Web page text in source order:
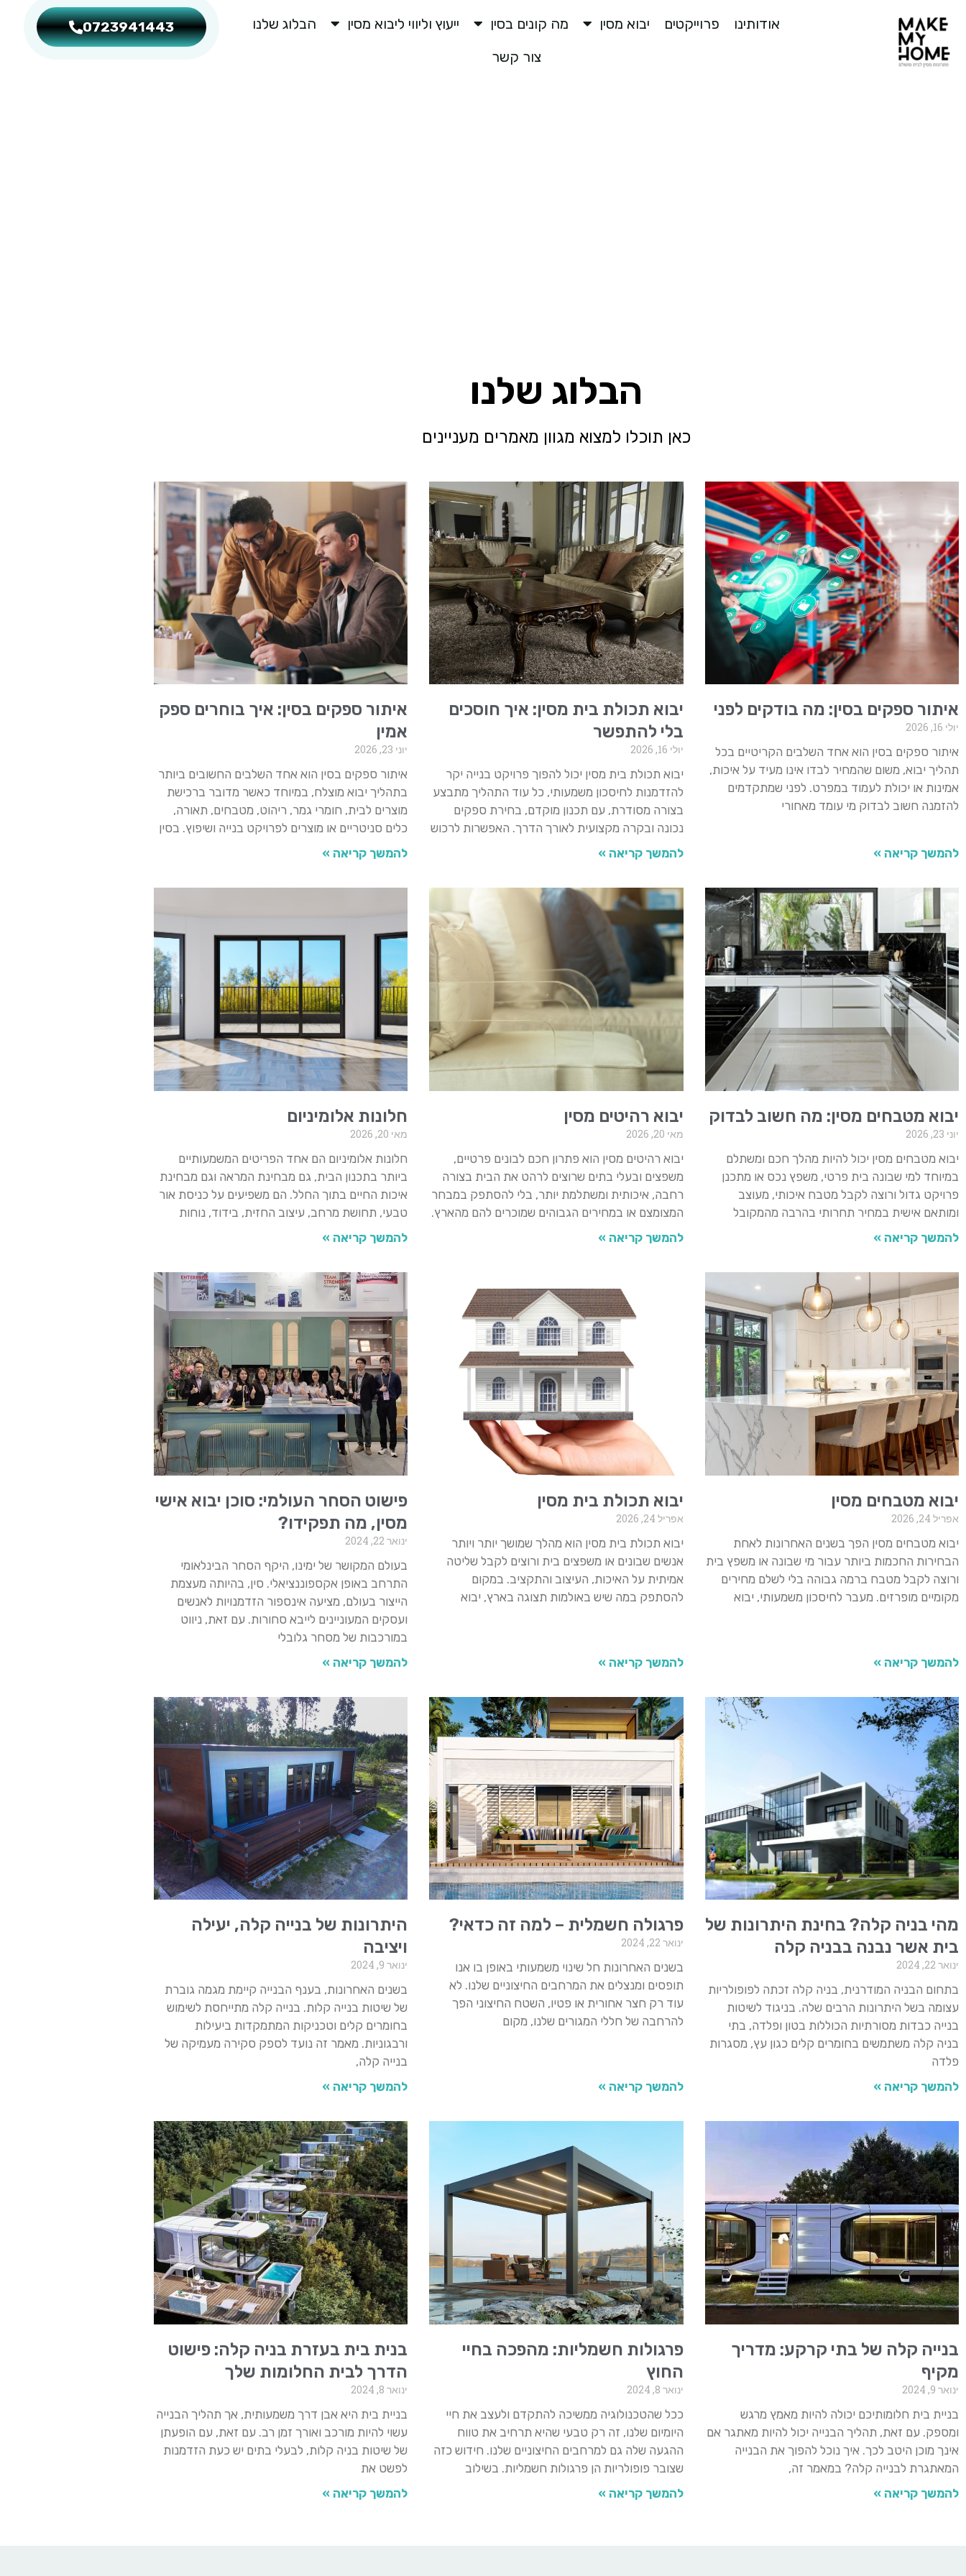
אודותינו פרוייקטים יבוא מסין מה קונים בסין ייעוץ וליווי ליבוא מסין
הבלוג שלנו
צור קשר
0723941443
הבלוג שלנו
כאן תוכלו למצוא מגוון מאמרים מעניינים
איתור ספקים בסין: מה בודקים לפני
יולי 16, 2026
איתור ספקים בסין הוא אחד השלבים הקריטיים בכל
תהליך יבוא, משום שהמחיר לבדו אינו מעיד על איכות,
אמינות או יכולת לעמוד במפרט. לפני שמתקדמים
להזמנה חשוב לבדוק מי עומד מאחורי
להמשך קריאה »
יבוא תכולת בית מסין: איך חוסכים
בלי להתפשר
יולי 16, 2026
יבוא תכולת בית מסין יכול להפוך פרויקט בנייה יקר
להזדמנות לחיסכון משמעותי, כל עוד התהליך מתבצע
בצורה מסודרת, עם תכנון מוקדם, בחירת ספקים
נכונה ובקרה מקצועית לאורך הדרך. האפשרות לרכוש
להמשך קריאה »
איתור ספקים בסין: איך בוחרים ספק
אמין
יוני 23, 2026
איתור ספקים בסין הוא אחד השלבים החשובים ביותר
בתהליך יבוא מוצלח, במיוחד כאשר מדובר ברכישת
מוצרים לבית, חומרי גמר, ריהוט, מטבחים, תאורה,
כלים סניטריים או מוצרים לפרויקט בנייה ושיפוץ. בסין
להמשך קריאה »
יבוא מטבחים מסין: מה חשוב לבדוק
יוני 23, 2026
יבוא מטבחים מסין יכול להיות מהלך חכם ומשתלם
במיוחד למי שבונה בית פרטי, משפץ נכס או מתכנן
פרויקט גדול ורוצה לקבל מטבח איכותי, מעוצב
ומותאם אישית במחיר תחרותי בהרבה מהמקובל
להמשך קריאה »
יבוא רהיטים מסין
מאי 20, 2026
יבוא רהיטים מסין הוא פתרון חכם לבונים פרטיים,
משפצים ובעלי בתים שרוצים לרהט את הבית בצורה
רחבה, איכותית ומשתלמת יותר, בלי להסתפק במבחר
המצומצם או במחירים הגבוהים שמוכרים להם מהארץ.
להמשך קריאה »
חלונות אלומיניום
מאי 20, 2026
חלונות אלומיניום הם אחד הפריטים המשמעותיים
ביותר בתכנון הבית, גם מבחינת המראה וגם מבחינת
איכות החיים בתוך החלל. הם משפיעים על כניסת אור
טבעי, תחושת מרחב, עיצוב החזית, בידוד, נוחות
להמשך קריאה »
יבוא מטבחים מסין
אפריל 24, 2026
יבוא מטבחים מסין הפך בשנים האחרונות לאחת
הבחירות החכמות ביותר עבור מי שבונה או משפץ בית
ורוצה לקבל מטבח ברמה גבוהה בלי לשלם מחירים
מקומיים מופרזים. מעבר לחיסכון משמעותי, יבוא
להמשך קריאה »
יבוא תכולת בית מסין
אפריל 24, 2026
יבוא תכולת בית מסין הוא מהלך שמושך יותר ויותר
אנשים שבונים או משפצים בית ורוצים לקבל שליטה
אמיתית על האיכות, העיצוב והתקציב. במקום
להסתפק במה שיש באולמות תצוגה בארץ, יבוא
להמשך קריאה »
פישוט הסחר העולמי: סוכן יבוא אישי
מסין, מה תפקידו?
ינואר 22, 2024
בעולם המקושר של ימינו, היקף הסחר הבינלאומי
התרחב באופן אקספוננציאלי. סין, בהיותה מעצמת
הייצור בעולם, מציעה אינספור הזדמנויות לאנשים
ועסקים המעוניינים לייבא סחורות. עם זאת, ניווט
במורכבות של מסחר גלובלי
להמשך קריאה »
מהי בניה קלה? בחינת היתרונות של
בית אשר נבנה בבניה קלה
ינואר 22, 2024
בתחום הבניה המודרנית, בניה קלה זכתה לפופולריות
עצומה בשל היתרונות הרבים שלה. בניגוד לשיטות
בנייה כבדות מסורתיות הכוללות בטון ופלדה, בתי
בניה קלה משתמשים בחומרים קלים כגון עץ, מסגרות
פלדה
להמשך קריאה »
פרגולה חשמלית – למה זה כדאי?
ינואר 22, 2024
בשנים האחרונות חל שינוי משמעותי באופן בו אנו
תופסים ומנצלים את המרחבים החיצוניים שלנו. לא
עוד רק חצר אחורית או פטיו, השטח החיצוני הפך
להרחבה של חללי המגורים שלנו, מקום
להמשך קריאה »
היתרונות של בנייה קלה, יעילה
ויציבה
ינואר 9, 2024
בשנים האחרונות, בענף הבנייה קיימת מגמה גוברת
של שיטות בנייה קלות. בנייה קלה מתייחסת לשימוש
בחומרים קלים וטכניקות המתמקדות ביעילות
ורבגוניות. מאמר זה נועד לספק סקירה מעמיקה של
בנייה קלה,
להמשך קריאה »
בנייה קלה של בתי קרקע: מדריך
מקיף
ינואר 9, 2024
בניית בית חלומותיכם יכולה להיות מאמץ מרגש
ומספק. עם זאת, תהליך הבנייה יכול להיות מאתגר אם
אינך מוכן היטב לכך. איך נוכל להפוך את הבנייה
המאתגרת לבנייה קלה? במאמר זה,
להמשך קריאה »
פרגולות חשמליות: מהפכה בחיי
החוץ
ינואר 8, 2024
ככל שהטכנולוגיה ממשיכה להתקדם ולעצב את חיי
היומיום שלנו, זה רק טבעי שהיא תרחיב את טווח
ההגעה שלה גם למרחבים החיצוניים שלנו. חידוש כזה
שצובר פופולריות הן פרגולות חשמליות. בשילוב
להמשך קריאה »
בנית בית בעזרת בניה קלה: פישוט
הדרך לבית החלומות שלך
ינואר 8, 2024
בניית בית היא אבן דרך משמעותית, אך תהליך הבנייה
עשוי להיות מורכב ואורך זמן רב. עם זאת, עם הופעתן
של שיטות בניה קלות, לבעלי בתים יש כעת הזדמנות
לפשט את
להמשך קריאה »